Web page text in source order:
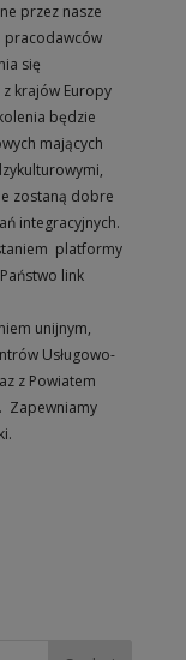
przez nasze
pracodawców
się
krajów Europy
będzie
mających
zostaną dobre
integracyjnych.
platformy
link
unijnym,
Usługowo-
z Powiatem
Zapewniamy